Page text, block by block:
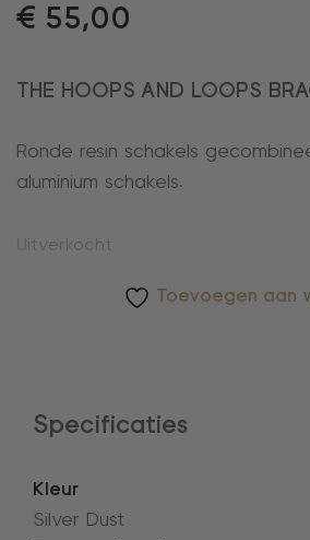
€ 55,00
THE HOOPS AND LOOPS
Ronde resin schakels
aluminium schakels.
Uitverkocht
Toevoegen aan
Specificaties
Kleur
Silver Dust